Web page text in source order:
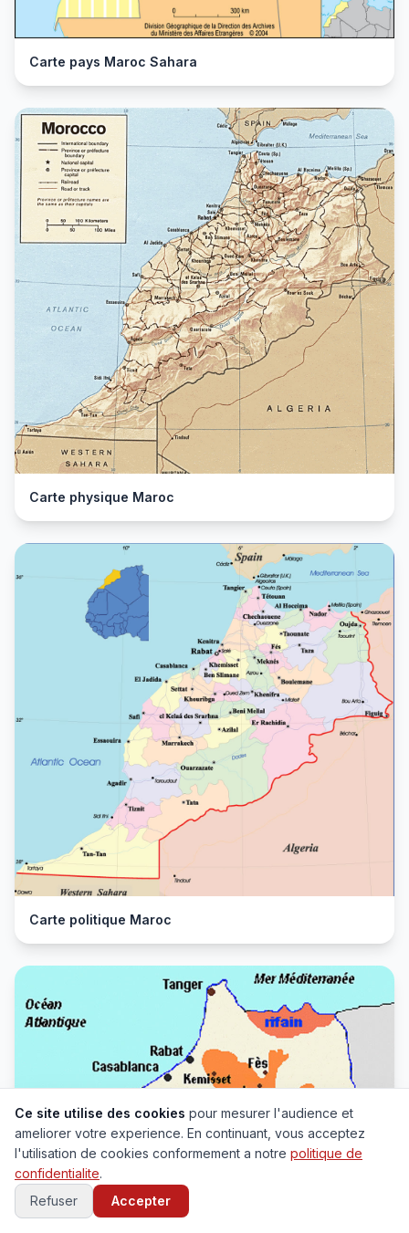
Carte pays Maroc Sahara
Carte physique Maroc
Carte politique Maroc
Ce site utilise des cookies pour mesurer l'audience et
ameliorer votre experience. En continuant, vous acceptez
l'utilisation de cookies conformement a notre politique de
confidentialite.
Refuser
Accepter